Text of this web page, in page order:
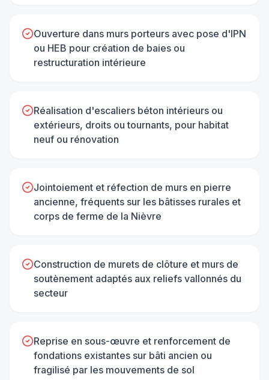
Ouverture dans murs porteurs avec pose d'IPN
ou HEB pour création de baies ou
restructuration intérieure
Réalisation d'escaliers béton intérieurs ou
extérieurs, droits ou tournants, pour habitat
neuf ou rénovation
Jointoiement et réfection de murs en pierre
ancienne, fréquents sur les bâtisses rurales et
corps de ferme de la Nièvre
Construction de murets de clôture et murs de
soutènement adaptés aux reliefs vallonnés du
secteur
Reprise en sous-œuvre et renforcement de
fondations existantes sur bâti ancien ou
fragilisé par les mouvements de sol